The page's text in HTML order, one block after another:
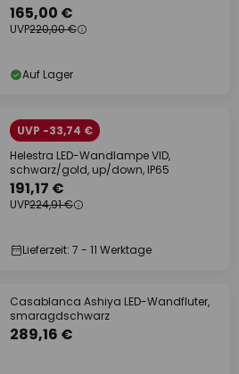
165,00 €
UVP220,00 €
Auf Lager
UVP -33,74 €
Helestra LED-Wandlampe VID,
schwarz/gold, up/down, IP65
191,17 €
UVP224,91 €
Lieferzeit: 7 - 11 Werktage
Casablanca Ashiya LED-Wandfluter,
smaragdschwarz
289,16 €